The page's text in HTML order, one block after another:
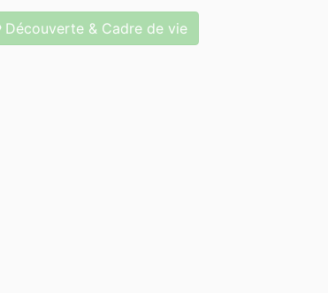
Découverte & Cadre de vie